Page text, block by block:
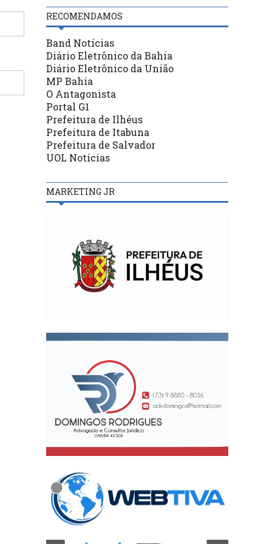
RECOMENDAMOS
Band Notícias
Diário Eletrônico da Bahia
Diário Eletrônico da União
MP Bahia
O Antagonista
Portal G1
Prefeitura de Ilhéus
Prefeitura de Itabuna
Prefeitura de Salvador
UOL Notícias
MARKETING JR